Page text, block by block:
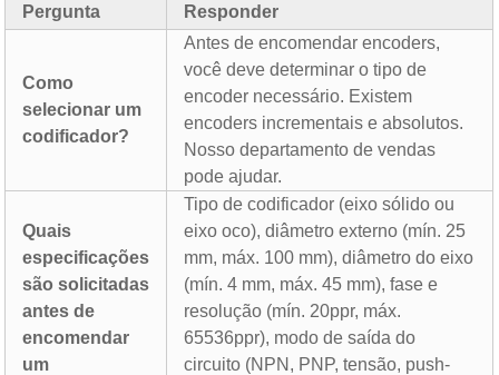
Pergunta
Responder
Como
selecionar um
codificador?
Antes de encomendar encoders,
você deve determinar o tipo de
encoder necessário. Existem
encoders incrementais e absolutos.
Nosso departamento de vendas
pode ajudar.
Quais
especificações
são solicitadas
antes de
encomendar
um
Tipo de codificador (eixo sólido ou
eixo oco), diâmetro externo (mín. 25
mm, máx. 100 mm), diâmetro do eixo
(mín. 4 mm, máx. 45 mm), fase e
resolução (mín. 20ppr, máx.
65536ppr), modo de saída do
circuito (NPN, PNP, tensão, push-